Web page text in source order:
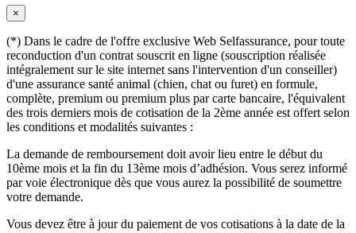
×
(*) Dans le cadre de l'offre exclusive Web Selfassurance, pour toute
reconduction d'un contrat souscrit en ligne (souscription réalisée
intégralement sur le site internet sans l'intervention d'un conseiller)
d'une assurance santé animal (chien, chat ou furet) en formule,
complète, premium ou premium plus par carte bancaire, l'équivalent
des trois derniers mois de cotisation de la 2ème année est offert selon
les conditions et modalités suivantes :
La demande de remboursement doit avoir lieu entre le début du
10ème mois et la fin du 13ème mois d’adhésion. Vous serez informé
par voie électronique dès que vous aurez la possibilité de soumettre
votre demande.
Vous devez être à jour du paiement de vos cotisations à la date de la